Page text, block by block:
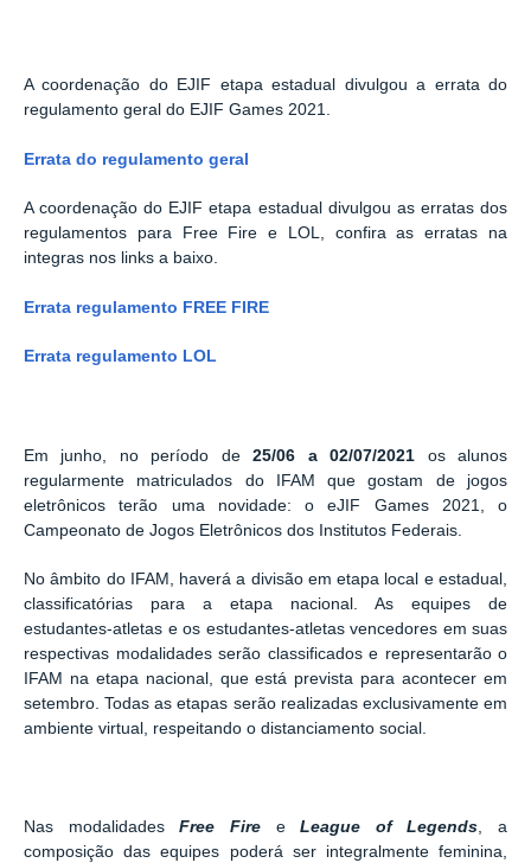
A coordenação do EJIF etapa estadual divulgou a errata do
regulamento geral do EJIF Games 2021.
Errata do regulamento geral
A coordenação do EJIF etapa estadual divulgou as erratas dos
regulamentos para Free Fire e LOL, confira as erratas na
integras nos links a baixo.
Errata regulamento FREE FIRE
Errata regulamento LOL
Em junho, no período de25/06 a 02/07/2021 os alunos
regularmente matriculados do IFAM que gostam de jogos
eletrônicos terão uma novidade: o eJIF Games 2021, o
Campeonato de Jogos Eletrônicos dos Institutos Federais.
No âmbito do IFAM, haverá a divisão em etapa local e estadual,
classificatórias para a etapa nacional. As equipes de
estudantes-atletas e os estudantes-atletas vencedores em suas
respectivas modalidades serão classificados e representarão o
IFAM na etapa nacional, que está prevista para acontecer em
setembro. Todas as etapas serão realizadas exclusivamente em
ambiente virtual, respeitando o distanciamento social.
Nas modalidadesFree FireeLeague of Legends, a
composição das equipes poderá ser integralmente feminina,